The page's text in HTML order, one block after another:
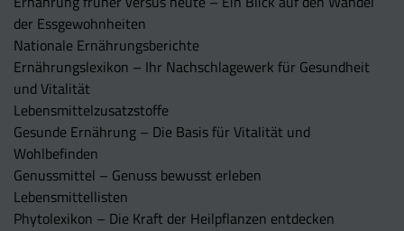
der Essgewohnheiten
Nationale Ernährungsberichte
Ernährungslexikon – Ihr Nachschlagewerk für Gesundheit
und Vitalität
Lebensmittelzusatzstoffe
Gesunde Ernährung – Die Basis für Vitalität und
Wohlbefinden
Genussmittel – Genuss bewusst erleben
Lebensmittellisten
Phytolexikon – Die Kraft der Heilpflanzen entdecken